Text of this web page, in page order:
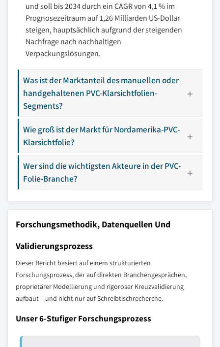
und soll bis 2034 durch ein CAGR von 4,1 % im
Prognosezeitraum auf 1,26 Milliarden US-Dollar
steigen, hauptsächlich aufgrund der steigenden
Nachfrage nach nachhaltigen
Verpackungslösungen.
Was ist der Marktanteil des manuellen oder
handgehaltenen PVC-Klarsichtfolien-
Segments?
Wie groß ist der Markt für Nordamerika-PVC-
Klarsichtfolie?
Wer sind die wichtigsten Akteure in der PVC-
Folie-Branche?
Forschungsmethodik, Datenquellen Und
Validierungsprozess
Dieser Bericht basiert auf einem strukturierten
Forschungsprozess, der auf direkten Branchengesprächen,
proprietärer Modellierung und rigoroser Kreuzvalidierung
aufbaut – und nicht nur auf Schreibtischrecherche.
Unser 6-Stufiger Forschungsprozess